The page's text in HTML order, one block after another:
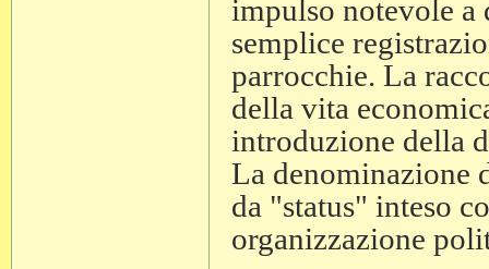
impulso notevole a
semplice
parrocchie. La
della vita
introduzione della
La denominazione
da "status" inteso
organizzazione